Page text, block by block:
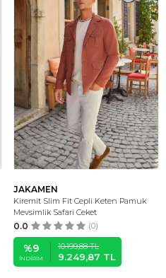
JAKAMEN
Kiremit Slim Fit Cepli Keten Pamuk
Mevsimlik Safari Ceket
0.0 (0)
%9
İNDIRIM
10.199,88TL
9.249,87 TL